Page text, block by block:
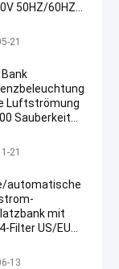
50HZ/60HZ
21
Luftströmung
Sauberkeit
21
automatische
mit
Filter US/EU
13